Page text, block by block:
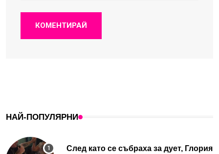
КОМЕНТИРАЙ
НАЙ-ПОПУЛЯРНИ
След като се събраха за дует, Глория